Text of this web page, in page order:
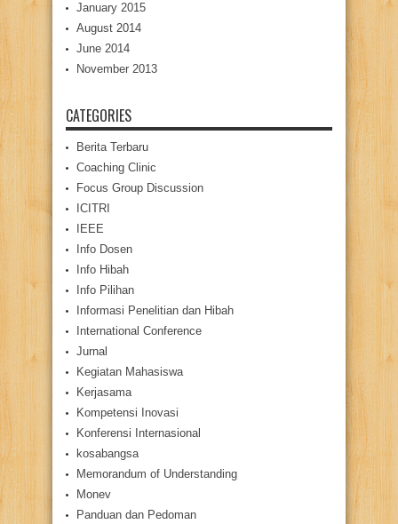
January 2015
August 2014
June 2014
November 2013
CATEGORIES
Berita Terbaru
Coaching Clinic
Focus Group Discussion
ICITRI
IEEE
Info Dosen
Info Hibah
Info Pilihan
Informasi Penelitian dan Hibah
International Conference
Jurnal
Kegiatan Mahasiswa
Kerjasama
Kompetensi Inovasi
Konferensi Internasional
kosabangsa
Memorandum of Understanding
Monev
Panduan dan Pedoman